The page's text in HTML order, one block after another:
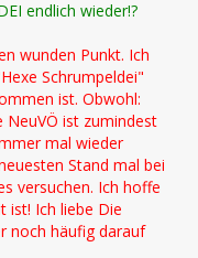
endlich wieder!?
wunden Punkt. Ich
Schrumpeldei"
ist. Obwohl:
NeuVÖ ist zumindest
mal wieder
Stand mal bei
versuchen. Ich hoffe
ist! Ich liebe Die
noch häufig darauf